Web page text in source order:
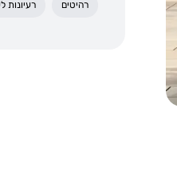
רהיטים רעיונות